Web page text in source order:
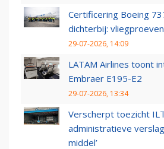
Certificering Boeing
dichterbij:
29-07-2026, 14:09
LATAM Airlines toont
Embraer E195-E2
29-07-2026, 13:34
Verscherpt toezicht
administratieve
middel’